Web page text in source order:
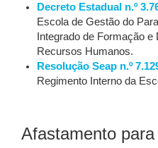
Decreto Estadual n.º
Escola de Gestão do
Integrado de Formação
Recursos Humanos.
Resolução Seap n.º
Regimento Interno da
Afastamento